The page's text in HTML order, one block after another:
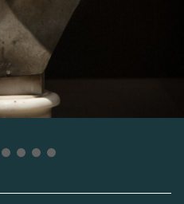
”, che ha portato
e Nova Gorica di due
celebri opere,
Del Piccolo.
Gorica
è possibile